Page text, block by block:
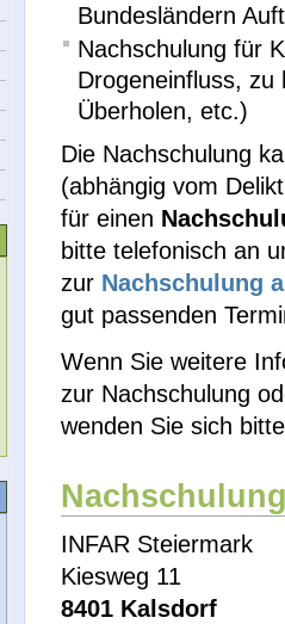
Bundesländern
Nachschulung für
Drogeneinfluss, zu
Überholen, etc.)
Die Nachschulung
(abhängig vom
für einen
bitte telefonisch an
zur Nachschulung
gut passenden
Wenn Sie weitere
zur Nachschulung
wenden Sie sich
INFAR Steiermark
Kiesweg 11
8401 Kalsdorf